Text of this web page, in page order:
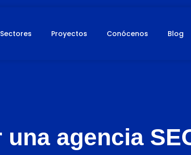
Sectores Proyectos Conócenos Blog
agencia